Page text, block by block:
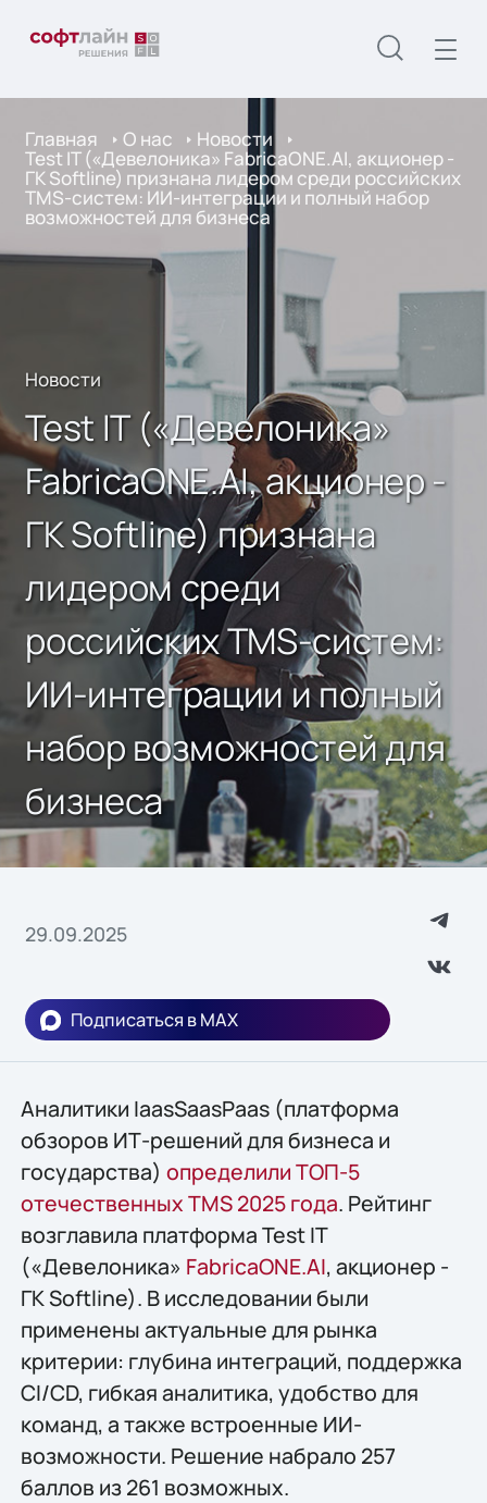
Главная О нас Новости
Test IT («Девелоника» FabricaONE.AI, акционер -
ГК Softline) признана лидером среди российских
TMS-систем: ИИ-интеграции и полный набор
возможностей для бизнеса
Новости
Test IT («Девелоника»
FabricaONE.AI, акционер -
ГК Softline) признана
лидером среди
российских TMS-систем:
ИИ-интеграции и полный
набор возможностей для
бизнеса
29.09.2025
Подписаться в MAX
Аналитики IaasSaasPaas (платформа
обзоров ИТ-решений для бизнеса и
государства) определили ТОП-5
отечественных TMS 2025 года. Рейтинг
возглавила платформа Test IT
(«Девелоника» FabricaONE.AI, акционер -
ГК Softline). В исследовании были
применены актуальные для рынка
критерии: глубина интеграций, поддержка
CI/CD, гибкая аналитика, удобство для
команд, а также встроенные ИИ-
возможности. Решение набрало 257
баллов из 261 возможных.